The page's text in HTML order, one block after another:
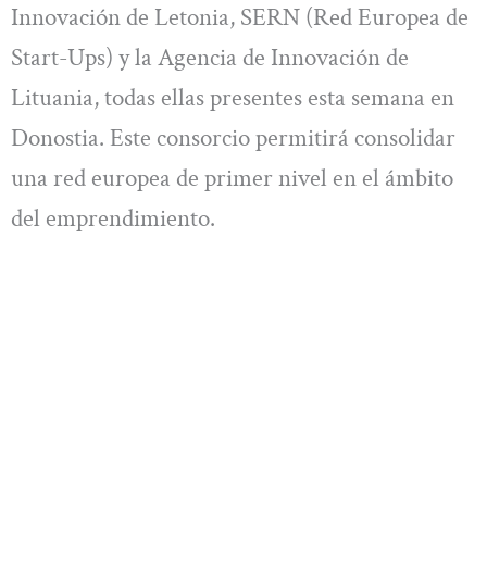
Innovación de Letonia, SERN (Red Europea de
Start-Ups) y la Agencia de Innovación de
Lituania, todas ellas presentes esta semana en
Donostia. Este consorcio permitirá consolidar
una red europea de primer nivel en el ámbito
del emprendimiento.